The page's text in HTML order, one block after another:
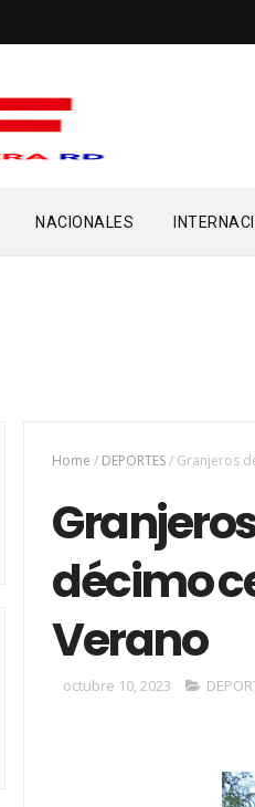
NACIONALES
Home / DEPORTES/ Granjeros
décimo
Verano
octubre 10, 2023